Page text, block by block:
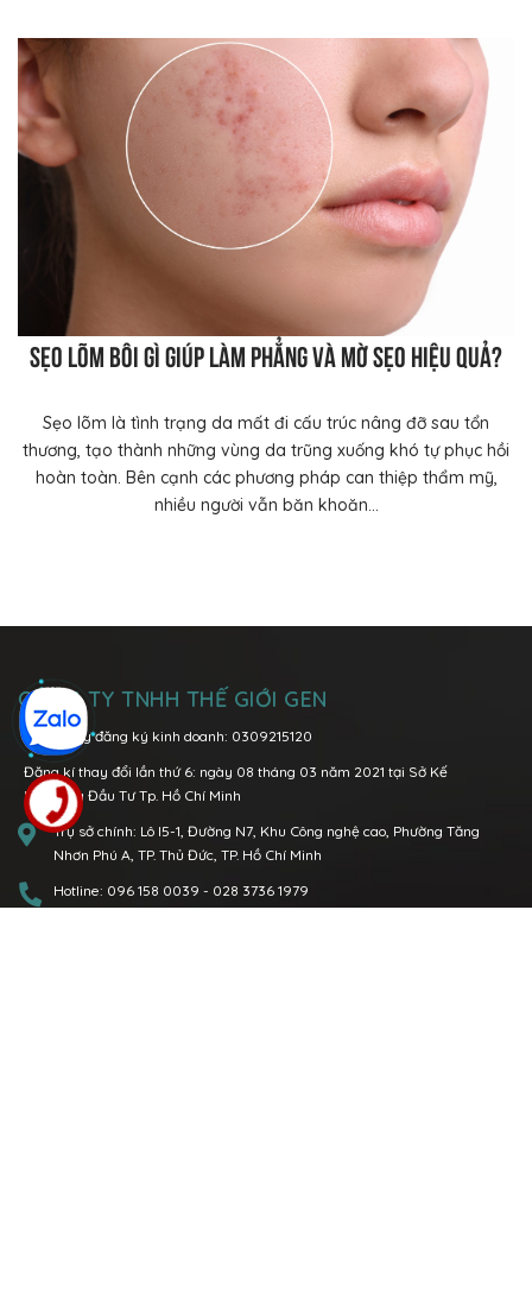
Sẹo lõm bôi gì giúp làm phẳng và mờ sẹo hiệu quả?
Sẹo lõm là tình trạng da mất đi cấu trúc nâng đỡ sau tổn
thương, tạo thành những vùng da trũng xuống khó tự phục hồi
hoàn toàn. Bên cạnh các phương pháp can thiệp thẩm mỹ,
nhiều người vẫn băn khoăn...
CÔNG TY TNHH THẾ GIỚI GEN
MST/Giấy đăng ký kinh doanh: 0309215120
Đăng kí thay đổi lần thứ 6: ngày 08 tháng 03 năm 2021 tại Sở Kế
Hoạch và Đầu Tư Tp. Hồ Chí Minh
Trụ sở chính: Lô I5-1, Đường N7, Khu Công nghệ cao, Phường Tăng
Nhơn Phú A, TP. Thủ Đức, TP. Hồ Chí Minh
Hotline: 096 158 0039 - 028 3736 1979